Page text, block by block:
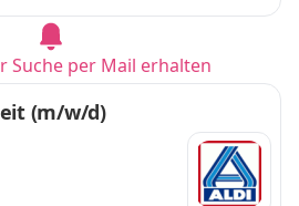
Suche per Mail erhalten
(m/w/d)